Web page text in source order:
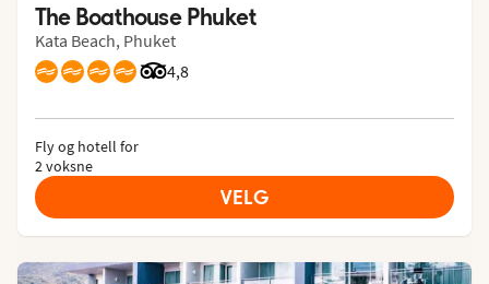
The Boathouse Phuket
Kata Beach, Phuket
4,8
Vurdering fra Tripadvisor: 4.8 of 5
Fly og hotell for
2 voksne
VELG